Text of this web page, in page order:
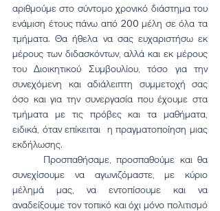
αριθμούμε στο σύντομο χρονικό διάστημα του
ενάμιση έτους πάνω από 200 μέλη σε όλα τα
τμήματα. Θα ήθελα να σας ευχαριστήσω εκ
μέρους των διδασκόντων, αλλά και εκ μέρους
του Διοικητικού Συμβουλίου, τόσο για την
συνεχόμενη και αδιάλειπτη συμμετοχή σας
όσο και για την συνεργασία που έχουμε στα
τμήματα με τις πρόβες και τα μαθήματα,
ειδικά, όταν επίκειται  η πραγματοποίηση μιας
εκδήλωσης.
συνεχίσουμε να αγωνιζόμαστε, με κύριο
μέλημά μας, να εντοπίσουμε και να
αναδείξουμε τον τοπικό και όχι μόνο πολιτισμό